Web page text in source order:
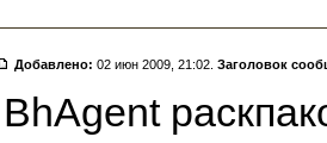
Добавлено: 02 июн 2009, 21:02. Заголовок
BhAgent